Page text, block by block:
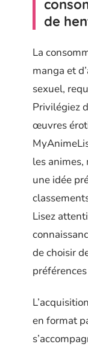
de
La
manga et
sexuel,
Privilégiez
œuvres
les
une idée
Lisez
de choisir
en format